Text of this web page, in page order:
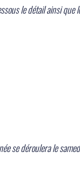
le détail ainsi que
se déroulera le